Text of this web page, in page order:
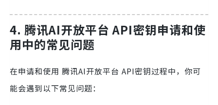
4. 腾讯AI开放平台 API密钥申请和使
用中的常见问题
在申请和使用 腾讯AI开放平台 API密钥过程中，你可
能会遇到以下常见问题：